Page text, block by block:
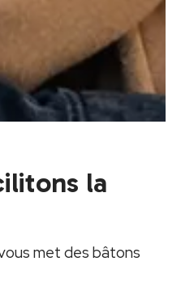
la
met des bâtons